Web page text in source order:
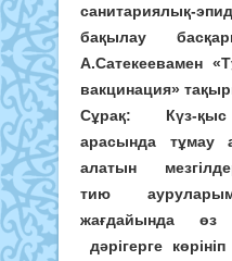
санитариялық-
бақылау
А.Сатекеевамен
вакцинация»
Сұрақ:
Күз-
арасында
алатын
тию
жағдайында өз
дәрігерге